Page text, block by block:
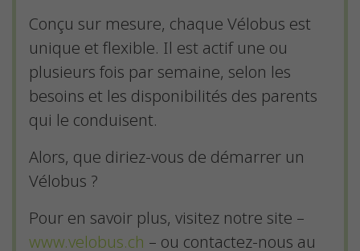
Conçu sur mesure, chaque Vélobus est
unique et flexible. Il est actif une ou
plusieurs fois par semaine, selon les
besoins et les disponibilités des parents
qui le conduisent.
Alors, que diriez-vous de démarrer un
Vélobus ?
Pour en savoir plus, visitez notre site –
www.velobus.ch – ou contactez-nous au